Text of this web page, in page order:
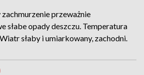
przeważnie
słabe opady deszczu. Temperatura
słaby i umiarkowany, zachodni.